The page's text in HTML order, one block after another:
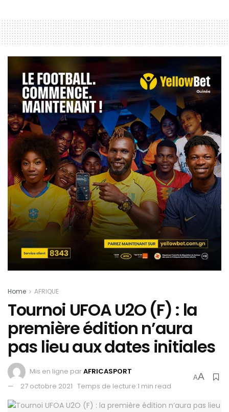
Home AFRIQUE
Tournoi UFOA U2O (F) : la
première édition n’aura
pas lieu aux dates initiales
Mis en ligne parAFRICASPORT
27 octobre 2021 Temps de lecture:1 min read
AA